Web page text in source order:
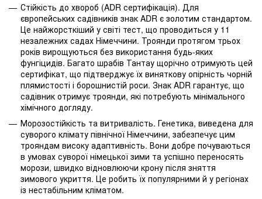
Стійкість до хвороб (ADR сертифікація). Для
європейських садівників знак ADR є золотим стандартом.
Це найжорсткіший у світі тест, що проводиться у 11
незалежних садах Німеччини. Троянди протягом трьох
років вирощуються без використання будь-яких
фунгіцидів. Багато шрабів Тантау щорічно отримують цей
сертифікат, що підтверджує їх виняткову опірність чорній
плямистості і борошнистій роси. Знак ADR гарантує, що
садівник отримує троянди, які потребують мінімального
хімічного догляду.
Морозостійкість та витривалість. Генетика, виведена для
суворого клімату північної Німеччини, забезпечує цим
трояндам високу адаптивність. Вони добре почуваються
в умовах суворої німецької зими та успішно переносять
морози, швидко відновлюючи крону після зняття
зимового укриття. Це робить їх популярними й у регіонах
із нестабільним кліматом.